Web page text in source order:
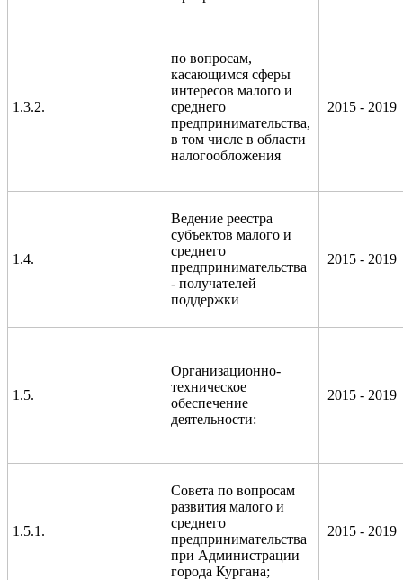
1.3.2.
по вопросам,
касающимся сферы
интересов малого и
среднего
предпринимательства,
в том числе в области
налогообложения
2015 - 2019
1.4.
Ведение реестра
субъектов малого и
среднего
предпринимательства
- получателей
поддержки
2015 - 2019
1.5.
Организационно-
техническое
обеспечение
деятельности:
2015 - 2019
1.5.1.
Совета по вопросам
развития малого и
среднего
предпринимательства
при Администрации
города Кургана;
2015 - 2019